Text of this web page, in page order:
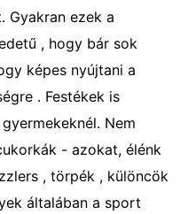
Gyakran ezek a
, hogy bár sok
képes nyújtani a
. Festékek is
Nem
- azokat, élénk
, törpék , különcök
általában a sport